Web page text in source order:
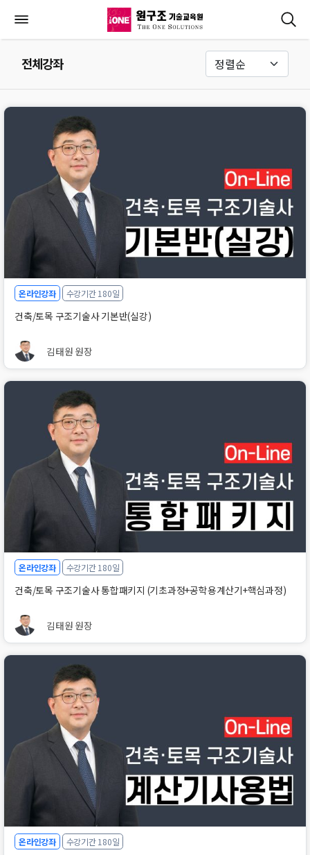
전체강좌
온라인강좌 수강기간 180일
건축/토목 구조기술사 기본반(실강)
김태원 원장
온라인강좌 수강기간 180일
건축/토목 구조기술사 통합패키지 (기초과정+공학용계산기+핵심과정)
김태원 원장
온라인강좌 수강기간 180일